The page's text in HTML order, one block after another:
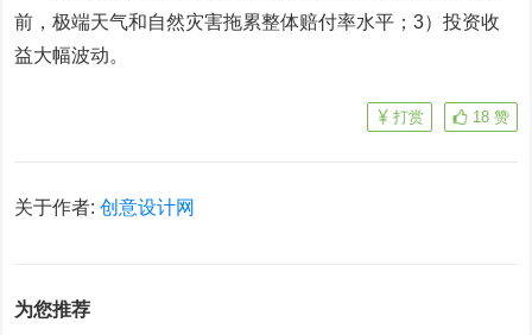
前，极端天气和自然灾害拖累整体赔付率水平；3）投资收
益大幅波动。
18 赞
打赏
关于作者:创意设计网
为您推荐